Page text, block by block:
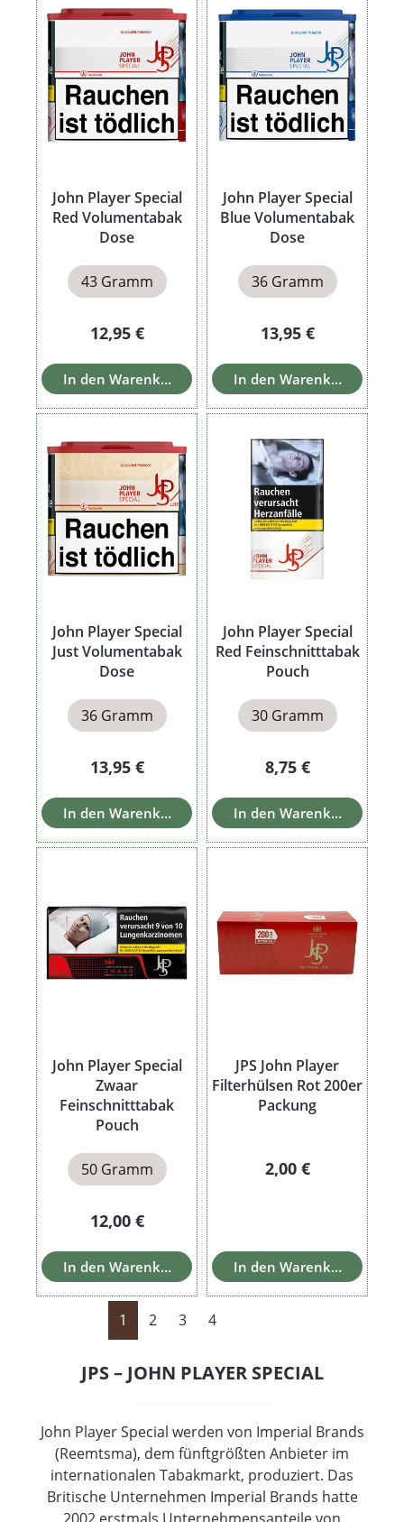
John Player Special
Red Volumentabak
Dose
43 Gramm
Regulärer Preis:
12,95 €
In den Warenkorb
John Player Special
Blue Volumentabak
Dose
36 Gramm
Regulärer Preis:
13,95 €
In den Warenkorb
John Player Special
Just Volumentabak
Dose
36 Gramm
Regulärer Preis:
13,95 €
In den Warenkorb
John Player Special
Red Feinschnitttabak
Pouch
30 Gramm
Regulärer Preis:
8,75 €
In den Warenkorb
John Player Special
Zwaar
Feinschnitttabak
Pouch
50 Gramm
Regulärer Preis:
12,00 €
In den Warenkorb
JPS John Player
Filterhülsen Rot 200er
Packung
Regulärer Preis:
2,00 €
In den Warenkorb
Seite
1 Seite
2 Seite
3 Seite
4
JPS – JOHN PLAYER SPECIAL
John Player Special werden von Imperial Brands
(Reemtsma), dem fünftgrößten Anbieter im
internationalen Tabakmarkt, produziert. Das
Britische Unternehmen Imperial Brands hatte